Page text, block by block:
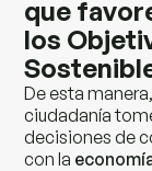
que
los
De esta
ciudadanía
decisiones de
con la